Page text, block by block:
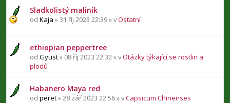
Sladkolistý maliník
od Kaja » 31 říj 2023 22:39 » vOstatní
ethiopian peppertree
od Gyust» 08 říj 2023 22:32 » vOtázky týkající se rostlin a
plodů
Habanero Maya red
od peret» 28 zář 2023 22:56 » vCapsicum Chinenses